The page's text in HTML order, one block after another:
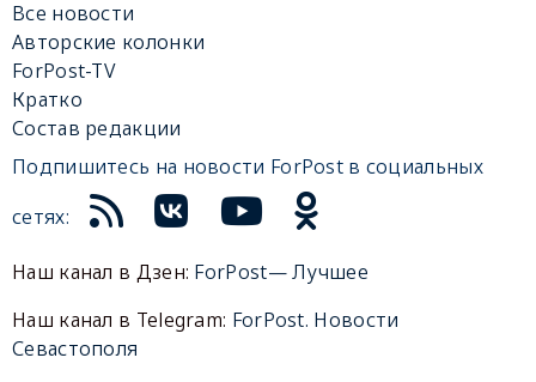
Все новости
Авторские колонки
ForPost-TV
Кратко
Состав редакции
Подпишитесь на новости ForPost в социальных
сетях:
Наш канал в Дзен: ForPost— Лучшее
Наш канал в Telegram: ForPost. Новости
Севастополя